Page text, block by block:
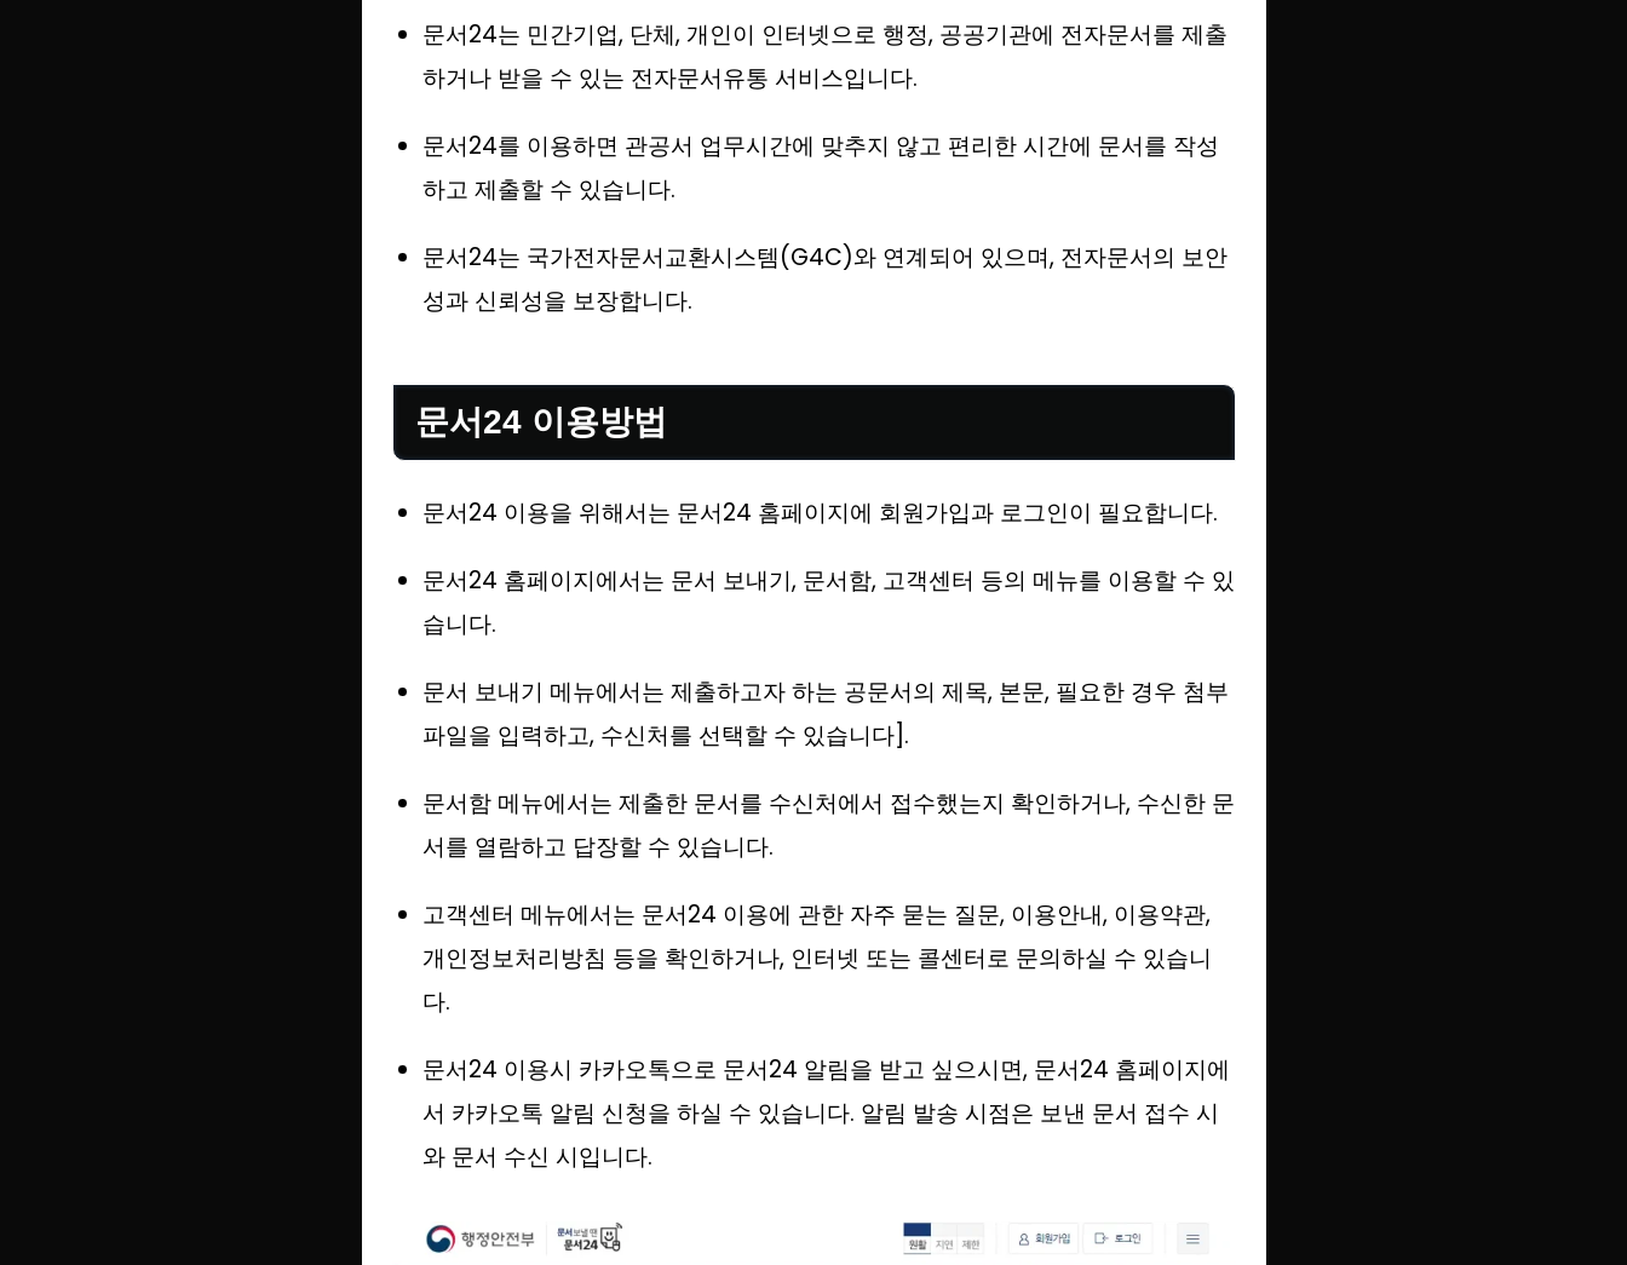
문서24는 민간기업, 단체, 개인이 인터넷으로 행정, 공공기관에 전자문서를 제출
하거나 받을 수 있는 전자문서유통 서비스입니다.
문서24를 이용하면 관공서 업무시간에 맞추지 않고 편리한 시간에 문서를 작성
하고 제출할 수 있습니다.
문서24는 국가전자문서교환시스템(G4C)와 연계되어 있으며, 전자문서의 보안
성과 신뢰성을 보장합니다.
문서24 이용방법
문서24 이용을 위해서는 문서24 홈페이지에 회원가입과 로그인이 필요합니다.
문서24 홈페이지에서는 문서 보내기, 문서함, 고객센터 등의 메뉴를 이용할 수 있
습니다.
문서 보내기 메뉴에서는 제출하고자 하는 공문서의 제목, 본문, 필요한 경우 첨부
파일을 입력하고, 수신처를 선택할 수 있습니다].
문서함 메뉴에서는 제출한 문서를 수신처에서 접수했는지 확인하거나, 수신한 문
서를 열람하고 답장할 수 있습니다.
고객센터 메뉴에서는 문서24 이용에 관한 자주 묻는 질문, 이용안내, 이용약관,
개인정보처리방침 등을 확인하거나, 인터넷 또는 콜센터로 문의하실 수 있습니
다.
문서24 이용시 카카오톡으로 문서24 알림을 받고 싶으시면, 문서24 홈페이지에
서 카카오톡 알림 신청을 하실 수 있습니다. 알림 발송 시점은 보낸 문서 접수 시
와 문서 수신 시입니다.